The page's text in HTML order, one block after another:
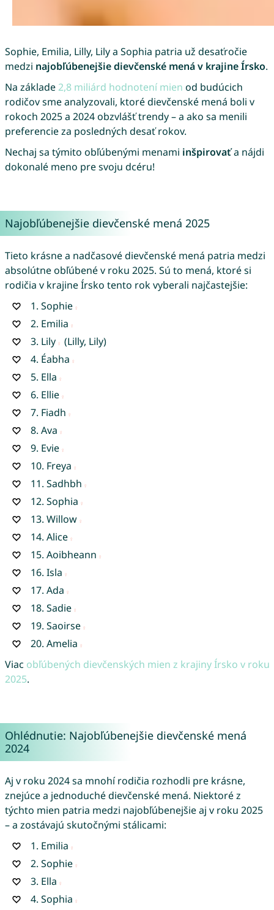
Sophie, Emilia, Lilly, Lily a Sophia patria už desaťročie
medzi najobľúbenejšie dievčenské mená v krajine Írsko.
Na základe2,8 miliárd hodnotení mien od budúcich
rodičov sme analyzovali, ktoré dievčenské mená boli v
rokoch 2025 a 2024 obzvlášť trendy – a ako sa menili
preferencie za posledných desať rokov.
Nechaj sa týmito obľúbenými menami inšpirovaťa nájdi
dokonalé meno pre svoju dcéru!
Najobľúbenejšie dievčenské mená 2025
Tieto krásne a nadčasové dievčenské mená patria medzi
absolútne obľúbené v roku 2025. Sú to mená, ktoré si
rodičia v krajine Írsko tento rok vyberali najčastejšie:
1. Sophie
2. Emilia
3. Lily
(Lilly, Lily)
4. Éabha
5. Ella
6. Ellie
7. Fiadh
8. Ava
9. Evie
10. Freya
11. Sadhbh
12. Sophia
13. Willow
14. Alice
15. Aoibheann
16. Isla
17. Ada
18. Sadie
19. Saoirse
20. Amelia
Viac obľúbených dievčenských mien z krajiny Írsko v roku
2025.
Ohlédnutie: Najobľúbenejšie dievčenské mená
2024
Aj v roku 2024 sa mnohí rodičia rozhodli pre krásne,
znejúce a jednoduché dievčenské mená. Niektoré z
týchto mien patria medzi najobľúbenejšie aj v roku 2025
– a zostávajú skutočnými stálicami:
1. Emilia
2. Sophie
3. Ella
4. Sophia